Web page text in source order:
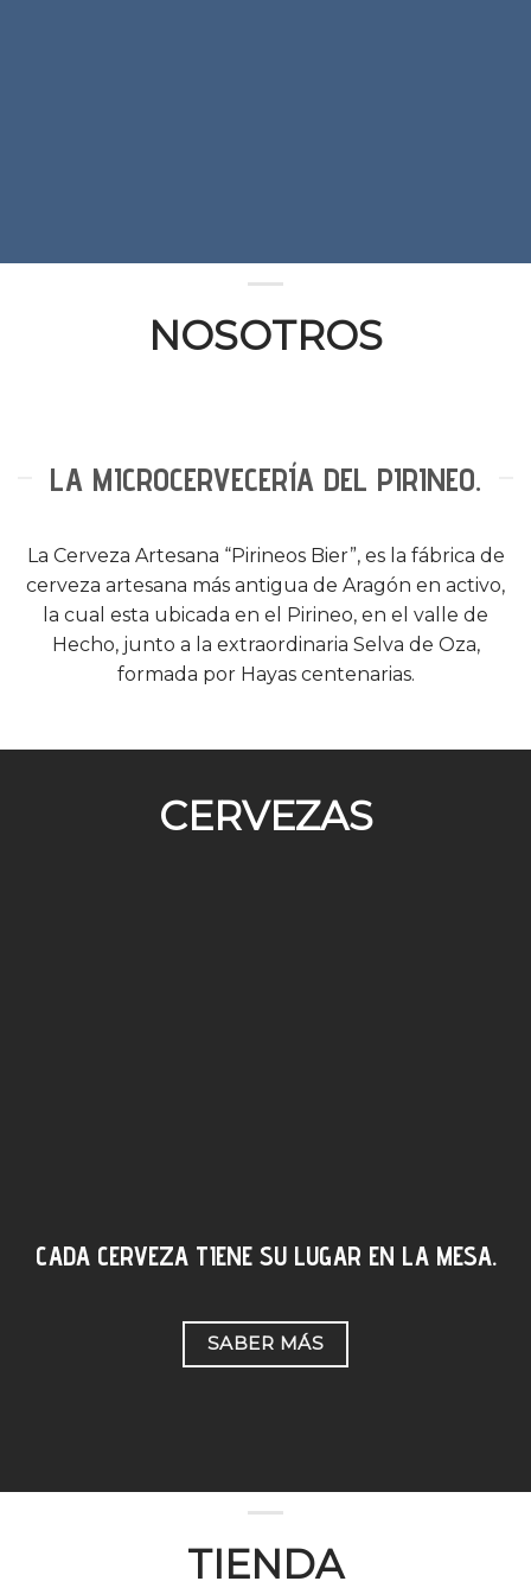
NOSOTROS
LA MICROCERVECERÍA DEL PIRINEO.
La Cerveza Artesana “Pirineos Bier”, es la fábrica de
cerveza artesana más antigua de Aragón en activo,
la cual esta ubicada en el Pirineo, en el valle de
Hecho, junto a la extraordinaria Selva de Oza,
formada por Hayas centenarias.
CERVEZAS
CADA CERVEZA TIENE SU LUGAR EN LA MESA.
SABER MÁS
TIENDA